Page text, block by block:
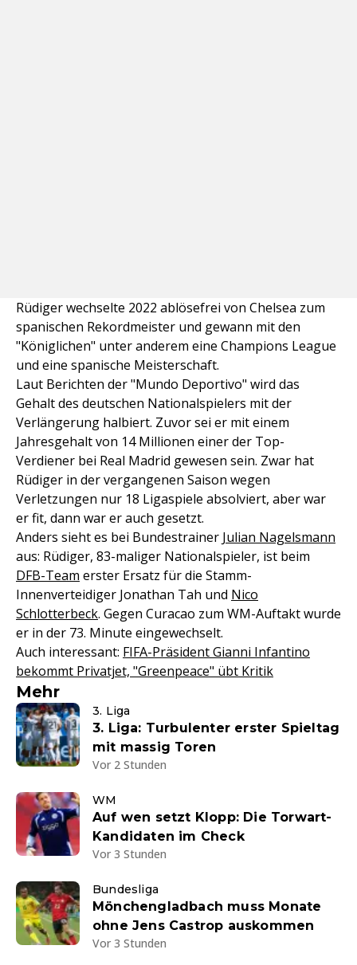
Rüdiger wechselte 2022 ablösefrei von Chelsea zum
spanischen Rekordmeister und gewann mit den
"Königlichen" unter anderem eine Champions League
und eine spanische Meisterschaft.
Laut Berichten der "Mundo Deportivo" wird das
Gehalt des deutschen Nationalspielers mit der
Verlängerung halbiert. Zuvor sei er mit einem
Jahresgehalt von 14 Millionen einer der Top-
Verdiener bei Real Madrid gewesen sein. Zwar hat
Rüdiger in der vergangenen Saison wegen
Verletzungen nur 18 Ligaspiele absolviert, aber war
er fit, dann war er auch gesetzt.
Anders sieht es bei Bundestrainer Julian Nagelsmann
aus: Rüdiger, 83-maliger Nationalspieler, ist beim
DFB-Team erster Ersatz für die Stamm-
Innenverteidiger Jonathan Tah und Nico
Schlotterbeck. Gegen Curacao zum WM-Auftakt wurde
er in der 73. Minute eingewechselt.
Auch interessant: FIFA-Präsident Gianni Infantino
bekommt Privatjet, "Greenpeace" übt Kritik
Mehr
3. Liga
3. Liga: Turbulenter erster Spieltag
mit massig Toren
Vor 2 Stunden
WM
Auf wen setzt Klopp: Die Torwart-
Kandidaten im Check
Vor 3 Stunden
Bundesliga
Mönchengladbach muss Monate
ohne Jens Castrop auskommen
Vor 3 Stunden